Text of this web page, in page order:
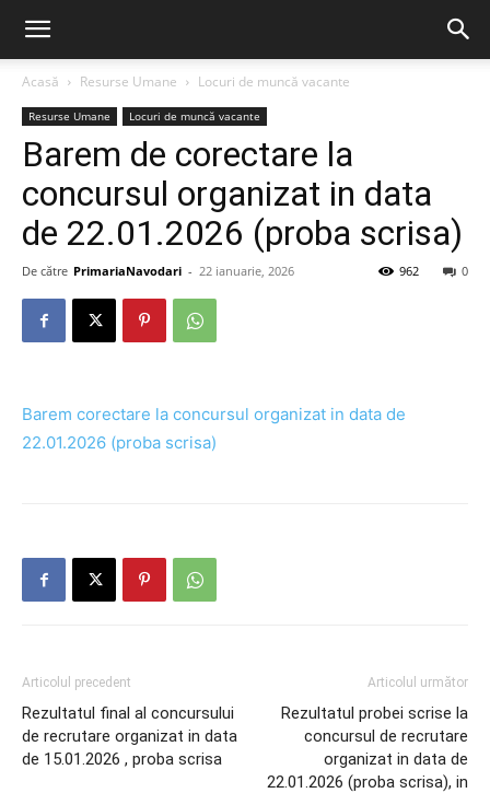
Acasă Resurse Umane Locuri de muncă vacante
Resurse Umane Locuri de muncă vacante
Barem de corectare la
concursul organizat in data
de 22.01.2026 (proba scrisa)
De către PrimariaNavodari - 22 ianuarie, 2026 0
962
Barem corectare la concursul organizat in data de
22.01.2026 (proba scrisa)
Articolul precedent
Rezultatul final al concursului
de recrutare organizat in data
de 15.01.2026 , proba scrisa
Articolul următor
Rezultatul probei scrise la
concursul de recrutare
organizat in data de
22.01.2026 (proba scrisa), in